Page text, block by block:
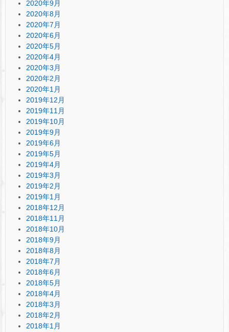
2020年9月
2020年8月
2020年7月
2020年6月
2020年5月
2020年4月
2020年3月
2020年2月
2020年1月
2019年12月
2019年11月
2019年10月
2019年9月
2019年6月
2019年5月
2019年4月
2019年3月
2019年2月
2019年1月
2018年12月
2018年11月
2018年10月
2018年9月
2018年8月
2018年7月
2018年6月
2018年5月
2018年4月
2018年3月
2018年2月
2018年1月